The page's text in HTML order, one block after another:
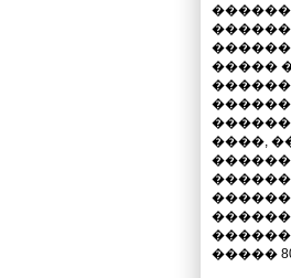
�����
����,
�����